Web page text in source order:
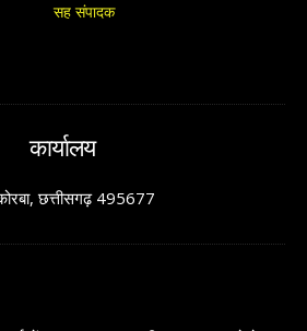
सह संपादक
कार्यालय
छत्तीसगढ़ 495677